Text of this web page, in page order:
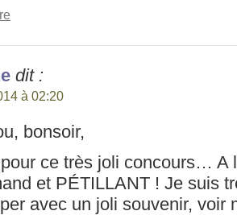
dit :
à 02:20
bonsoir,
ce très joli concours… A
et PÉTILLANT ! Je suis
avec un joli souvenir,